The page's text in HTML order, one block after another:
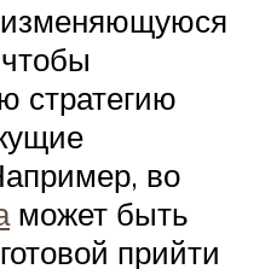
стратегию
во
может быть
прийти